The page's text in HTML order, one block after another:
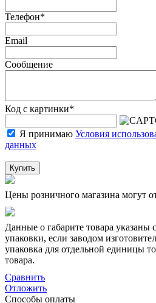
Телефон*
Email
Сообщение
Код с картинки*
Я принимаю Условия
данных
Купить
Цены розничного магазина могут
Данные о габарите товара указаны
упаковки, если заводом
упаковка для отдельной единицы
товара.
Сравнить
Отложить
Способы оплаты